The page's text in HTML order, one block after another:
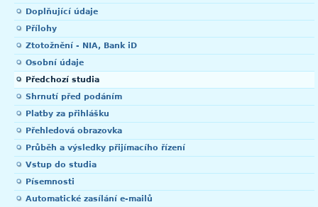
Doplňující údaje
Přílohy
Ztotožnění - NIA, Bank iD
Osobní údaje
Předchozí studia
Shrnutí před podáním
Platby za přihlášku
Přehledová obrazovka
Průběh a výsledky přijímacího řízení
Vstup do studia
Písemnosti
Automatické zasílání e-mailů